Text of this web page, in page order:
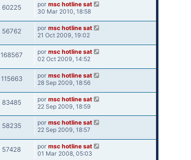
60225 por msc hotline sat
30 Mar 2010, 18:58
56762 por msc hotline sat
21 Oct 2009, 19:02
168567 por msc hotline sat
02 Oct 2009, 14:52
115663 por msc hotline sat
28 Sep 2009, 18:56
83485 por msc hotline sat
22 Sep 2009, 18:59
58235 por msc hotline sat
22 Sep 2009, 18:57
57428 por msc hotline sat
01 Mar 2008, 05:03